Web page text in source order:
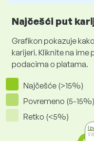
Najčešći put
Grafikon pokazuje
karijeri. Kliknite na ime
podacima o platama.
Najčešće (>15%)
Povremeno (5-15%)
Retko (<5%)